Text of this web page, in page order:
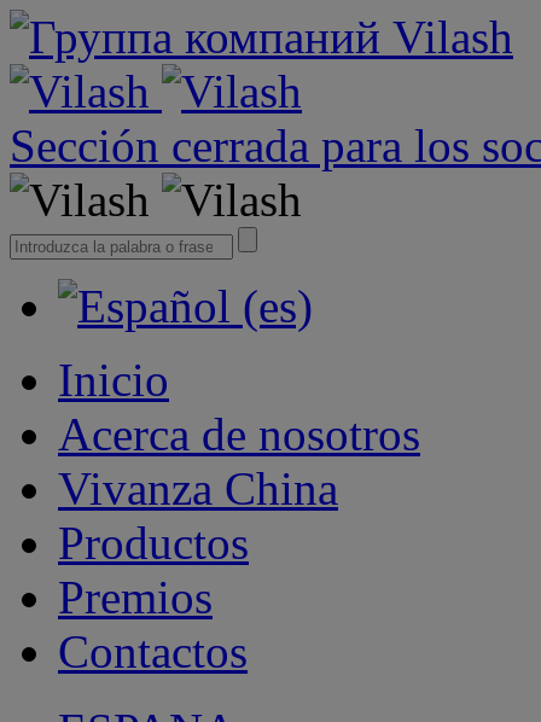
Sección cerrada para los
Inicio
Acerca de nosotros
Vivanza China
Productos
Premios
Contactos